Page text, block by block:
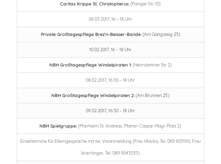
Caritas Krippe St. Christopherus:(Poinger Str. 10)
06.03.2017, 16 – 18 Uhr
Private Großtagespflege Brez’n-Beisser-Bande:(Am Gangsteig 23)
10.02.2017, 16 – 18 Uhr
NBH Großtagespflege Windelpiraten 1:(Heimstettner Str. 2)
08.02.2017, 16:30 – 18 Uhr
NBH Großtagespflege Windelpiraten 2:(Am Brunnen 25)
09.02.2017, 16:30 – 18 Uhr
NBH Spielgruppe:(Pfarrheim St. Andreas, Pfarrer-Caspar-Mayr-Platz 2)
Einzeltermine für Elterngespräche mit tel. Voranmeldung (Frau Hlavka, Tel. 089 9031110, Frau
Wachinger, Tel. 089 9043035)